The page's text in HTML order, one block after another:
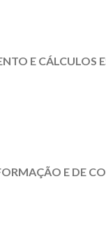
E CÁLCULOS
E DE